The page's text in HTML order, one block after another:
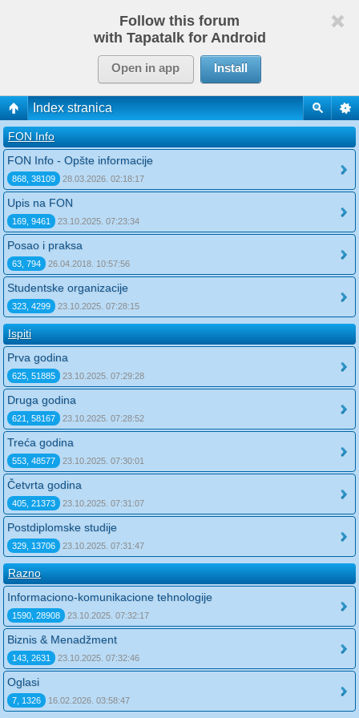
Follow this forum
with Tapatalk for Android
Open in app Install
Index stranica
FON Info
FON Info - Opšte informacije
868, 38109 28.03.2026. 02:18:17
Upis na FON
169, 9461 23.10.2025. 07:23:34
Posao i praksa
63, 794 26.04.2018. 10:57:56
Studentske organizacije
323, 4299 23.10.2025. 07:28:15
Ispiti
Prva godina
625, 51885 23.10.2025. 07:29:28
Druga godina
621, 58167 23.10.2025. 07:28:52
Treća godina
553, 48577 23.10.2025. 07:30:01
Četvrta godina
405, 21373 23.10.2025. 07:31:07
Postdiplomske studije
329, 13706 23.10.2025. 07:31:47
Razno
Informaciono-komunikacione tehnologije
1590, 28908 23.10.2025. 07:32:17
Biznis & Menadžment
143, 2631 23.10.2025. 07:32:46
Oglasi
7, 1326 16.02.2026. 03:58:47